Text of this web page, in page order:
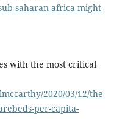
saharan-africa-might-
with the most critical
2020/03/12/the-
per-capita-